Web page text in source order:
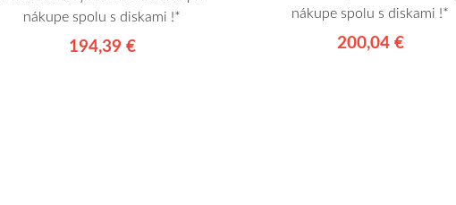
nákupe spolu s diskami !*
194,39 €
nákupe spolu s diskami !*
200,04 €